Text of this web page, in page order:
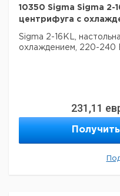
10350 Sigma Sigma 2-
центрифуга с
Sigma 2-16KL,
охлаждением, 220-240
231,11